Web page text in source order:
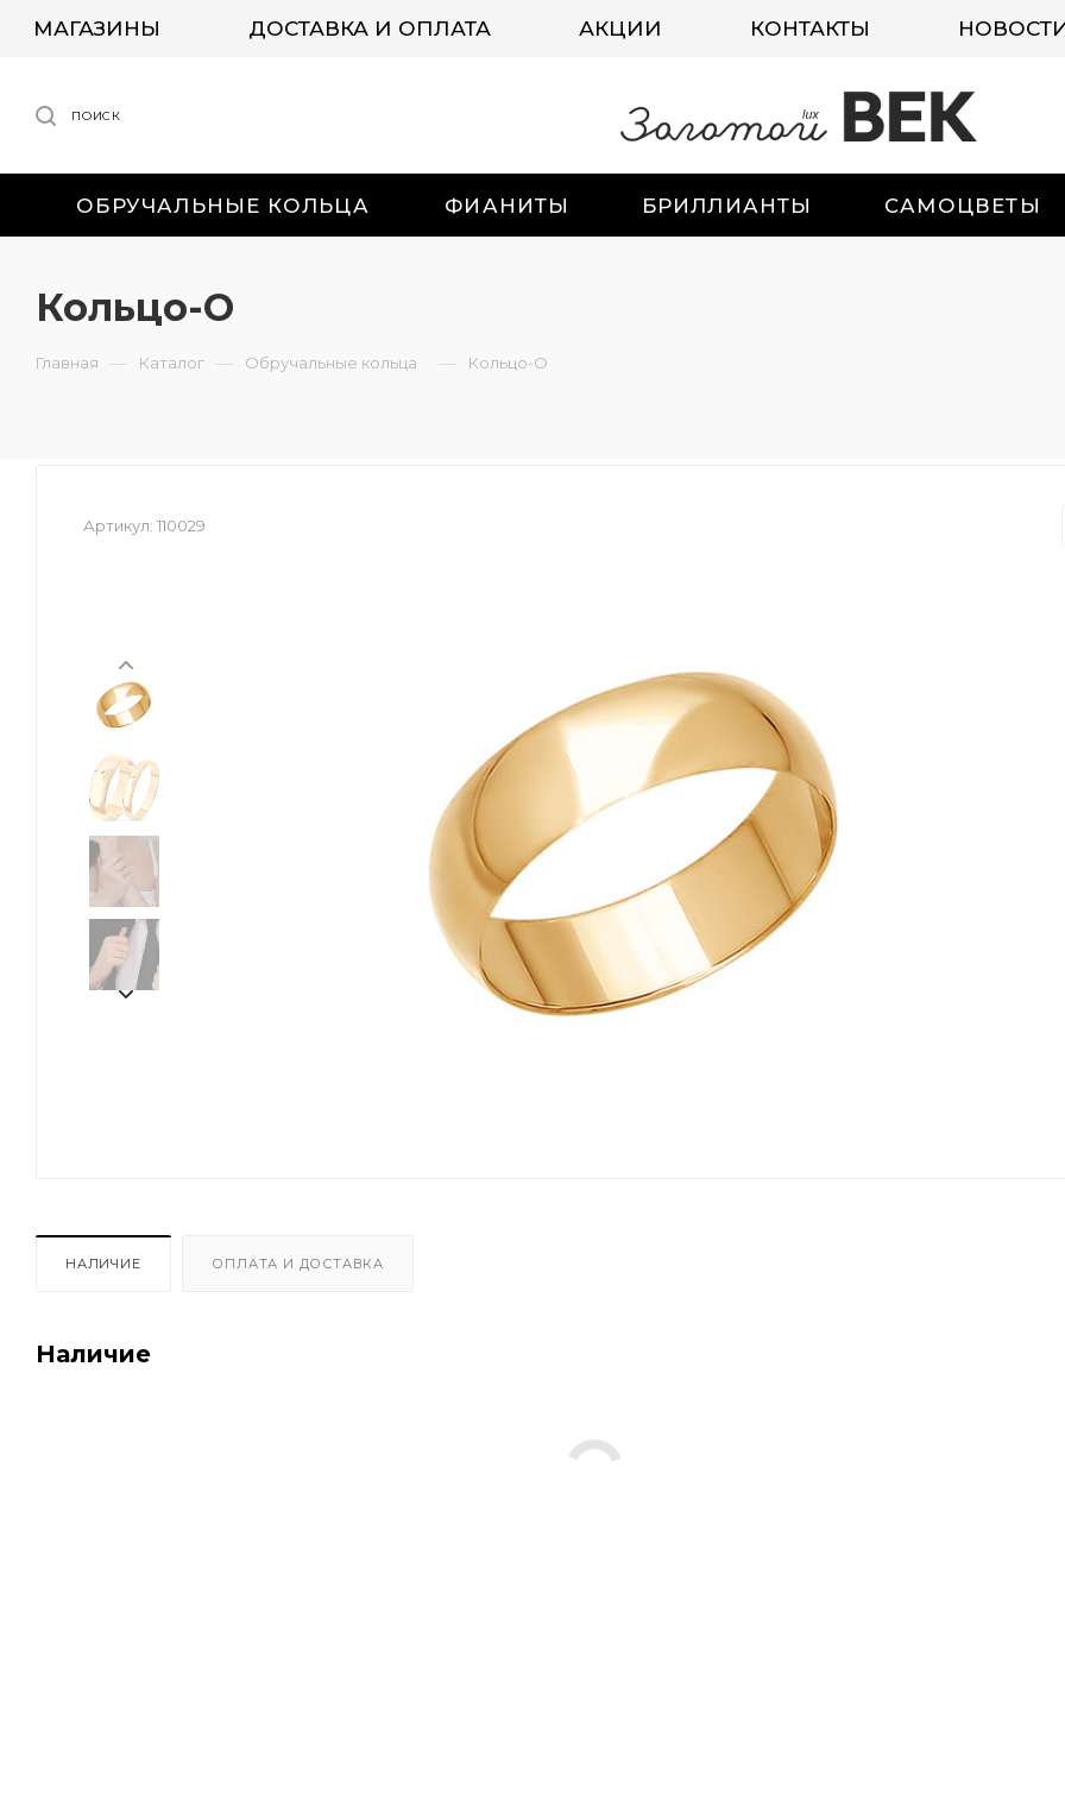
МАГАЗИНЫ ДОСТАВКА И ОПЛАТА АКЦИИ КОНТАКТЫ
ПОИСК
ОБРУЧАЛЬНЫЕ КОЛЬЦА ФИАНИТЫ БРИЛЛИАНТЫ САМОЦВЕТЫ
Кольцо-О
Главная — Каталог — Обручальные кольца — Кольцо-О
Артикул: 110029
НАЛИЧИЕ ОПЛАТА И ДОСТАВКА
Наличие